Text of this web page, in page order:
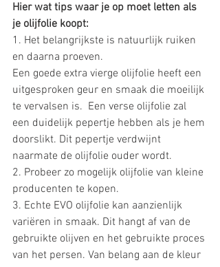
Hier wat tips waar je op moet letten als
je olijfolie koopt:
1. Het belangrijkste is natuurlijk ruiken
en daarna proeven.
Een goede extra vierge olijfolie heeft een
uitgesproken geur en smaak die moeilijk
te vervalsen is.  Een verse olijfolie zal
een duidelijk pepertje hebben als je hem
doorslikt. Dit pepertje verdwijnt
naarmate de olijfolie ouder wordt.
2. Probeer zo mogelijk olijfolie van kleine
producenten te kopen.
3. Echte EVO olijfolie kan aanzienlijk
variëren in smaak. Dit hangt af van de
gebruikte olijven en het gebruikte proces
van het persen. Van belang aan de kleur